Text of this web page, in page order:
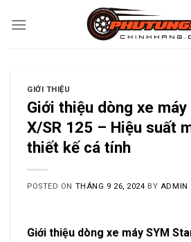
GIỚI THIỆU
Giới thiệu dòng xe máy
X/SR 125 – Hiệu suất
thiết kế cá tính
POSTED ON THÁNG 9 26, 2024 BY ADMIN
Giới thiệu dòng xe máy SYM